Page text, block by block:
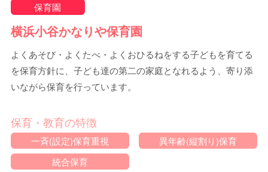
保育園
横浜小谷かなりや保育園
よくあそび・よくたべ・よくおひるねをする子どもを育てる
を保育方針に、子ども達の第二の家庭となれるよう、寄り添
いながら保育を行っています。
保育・教育の特徴
一斉(設定)保育重視
異年齢(縦割り)保育
統合保育